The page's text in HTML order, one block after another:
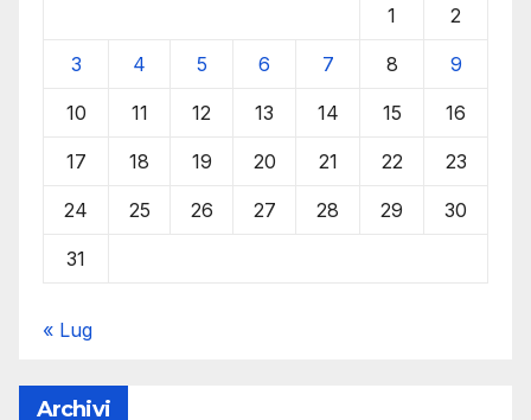
1 2
3 4 5 6 7 8 9
10 11 12 13 14 15 16
17 18 19 20 21 22 23
24 25 26 27 28 29 30
31
« Lug
Archivi